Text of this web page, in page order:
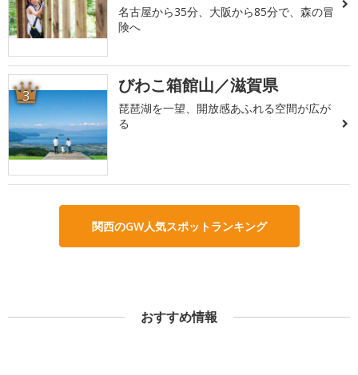
名古屋から35分、大阪から85分で、森の冒
険へ
3 びわこ箱館山／滋賀県
琵琶湖を一望、開放感あふれる空間が広が
る
関西のGW人気スポットランキング
おすすめ情報